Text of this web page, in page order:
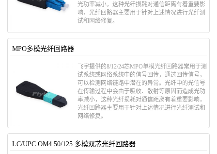
光功率减小，这种光纤损耗对通信距离有着重要影
响，光纤回路器主要用于针对上述情况进行光纤测
试和网络修复。
MPO多模光纤回路器
飞宇提供的8/12/24芯MPO单模光纤回路器常用于测
试系统或网络系统中的信号回传，通过回传信号，
可以检测网络链路中潜在的异常。光纤中的光信号
在传输过程中会由于吸收、散射等原因而造成光功
率减小，这种光纤损耗对通信距离有着重要影响，
光纤回路器主要用于针对上述情况进行光纤测试和
网络修复。
LC/UPC OM4 50/125 多模双芯光纤回路器